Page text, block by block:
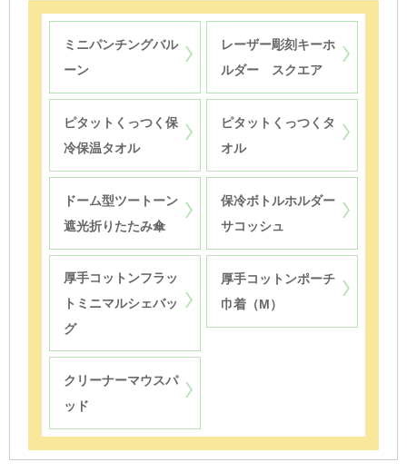
ミニパンチングバル
ーン
レーザー彫刻キーホ
ルダー スクエア
ピタットくっつく保
冷保温タオル
ピタットくっつくタ
オル
ドーム型ツートーン
遮光折りたたみ傘
保冷ボトルホルダー
サコッシュ
厚手コットンフラッ
トミニマルシェバッ
グ
厚手コットンポーチ
巾着（M）
クリーナーマウスパ
ッド